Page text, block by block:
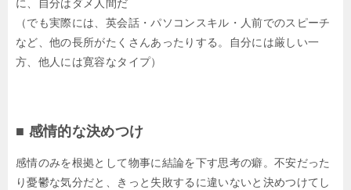
に、自分はダメ人間だ
（でも実際には、英会話・パソコンスキル・人前でのスピーチ
など、他の長所がたくさんあったりする。自分には厳しい一
方、他人には寛容なタイプ）
■ 感情的な決めつけ
感情のみを根拠として物事に結論を下す思考の癖。不安だった
り憂鬱な気分だと、きっと失敗するに違いないと決めつけてし